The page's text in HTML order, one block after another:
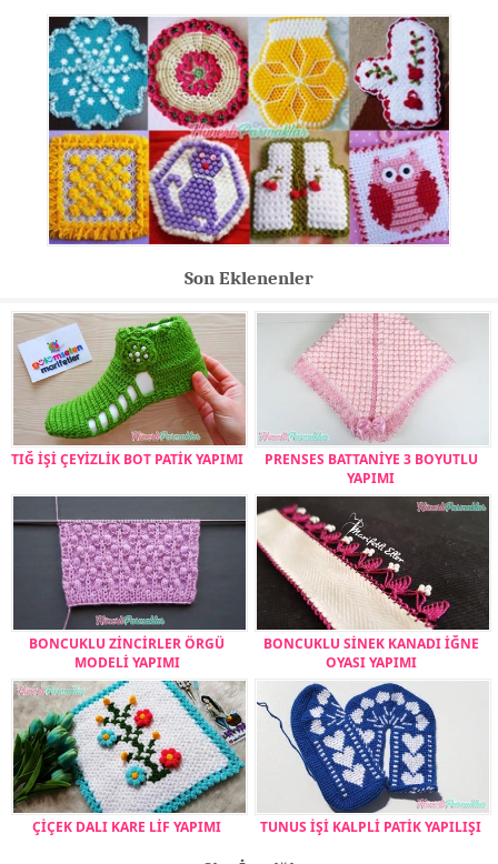
Son Eklenenler
TIĞ İŞİ ÇEYİZLİK BOT PATİK YAPIMI
PRENSES BATTANİYE 3 BOYUTLU
YAPIMI
BONCUKLU ZİNCİRLER ÖRGÜ
MODELİ YAPIMI
BONCUKLU SİNEK KANADI İĞNE
OYASI YAPIMI
ÇİÇEK DALI KARE LİF YAPIMI TUNUS İŞİ KALPLİ PATİK YAPILIŞI